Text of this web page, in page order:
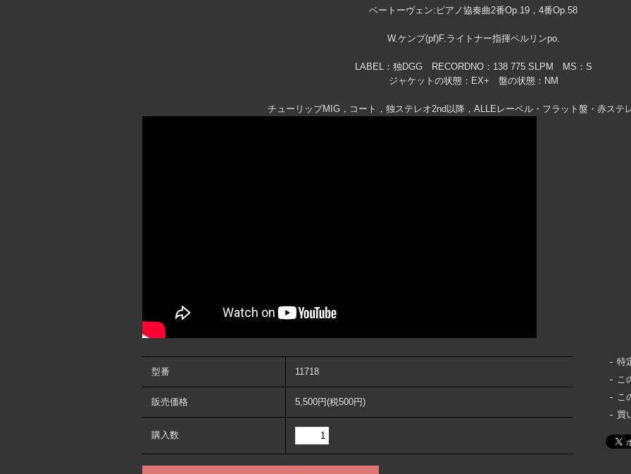
ベートーヴェン:ピアノ協奏曲2番Op.19，4番Op.58
W.ケンプ(pf)F.ライトナー指揮ベルリンpo.
LABEL：独DGG RECORDNO：138 775 SLPM MS：S
ジャケットの状態：EX+ 盤の状態：NM
チューリップMIG，コート，独ステレオ2nd以降，ALLEレーベル・フラット盤・赤ステ
型番 11718
販売価格 5,500円(税500円)
購入数
特
こ
こ
買